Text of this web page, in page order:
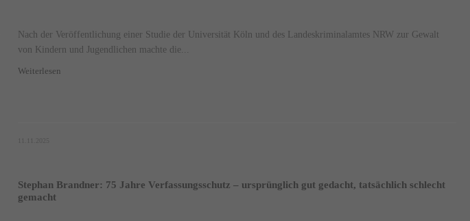
Nach der Veröffentlichung einer Studie der Universität Köln und des Landeskriminalamtes NRW zur Gewalt
von Kindern und Jugendlichen machte die...
Weiterlesen
Stephan Brandner: 75 Jahre Verfassungsschutz – ursprünglich gut gedacht, tatsächlich schlecht
gemacht